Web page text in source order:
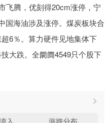
飞腾，优刻得20cm涨停，宁
国海油涉及涨停。煤炭板块合
6％。算力硬件见地集体下
大跌。全阛阓4549只个股下